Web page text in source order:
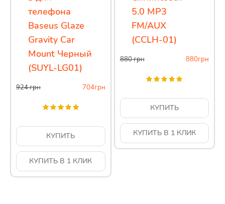
телефона
Baseus Glaze
Gravity Car
Mount Черный
(SUYL-LG01)
924грн 704грн
КУПИТЬ
КУПИТЬ В 1 КЛИК
5.0 MP3
FM/AUX
(CCLH-01)
880грн 880грн
КУПИТЬ
КУПИТЬ В 1 КЛИК